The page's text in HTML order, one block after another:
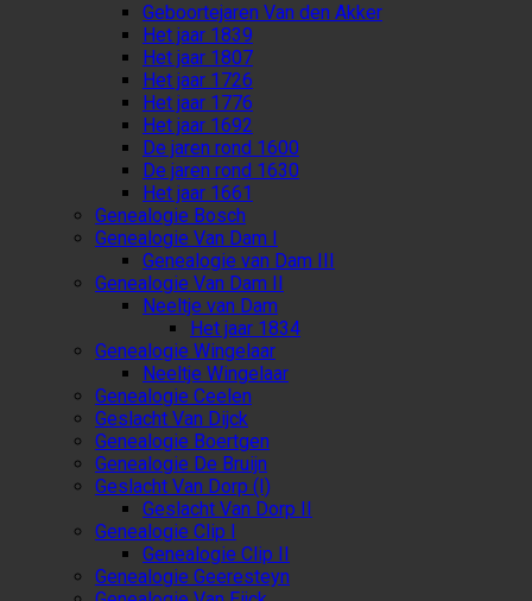
Geboortejaren Van den Akker
Het jaar 1839
Het jaar 1807
Het jaar 1726
Het jaar 1776
Het jaar 1692
De jaren rond 1600
De jaren rond 1630
Het jaar 1661
Genealogie Bosch
Genealogie Van Dam I
Genealogie van Dam III
Genealogie Van Dam II
Neeltje van Dam
Het jaar 1834
Genealogie Wingelaar
Neeltje Wingelaar
Genealogie Ceelen
Geslacht Van Dijck
Genealogie Boertgen
Genealogie De Bruijn
Geslacht Van Dorp (I)
Geslacht Van Dorp II
Genealogie Clip I
Genealogie Clip II
Genealogie Geeresteyn